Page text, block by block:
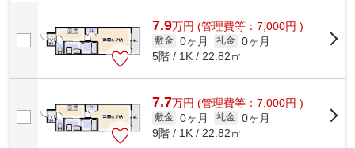
7.9万円 (管理費等：7,000円 )
敷金 0ヶ月 礼金 0ヶ月
5階 / 1K / 22.82㎡
7.7万円 (管理費等：7,000円 )
敷金 0ヶ月 礼金 0ヶ月
9階 / 1K / 22.82㎡